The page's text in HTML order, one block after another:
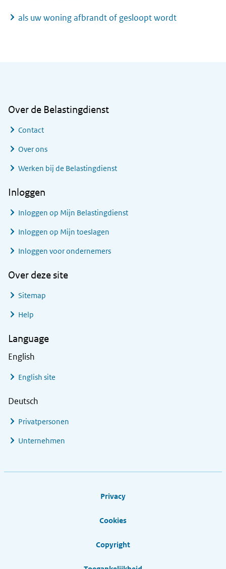
als uw woning afbrandt of gesloopt wordt
Over de Belastingdienst
Contact
Over ons
Werken bij de Belastingdienst
Inloggen
Inloggen op Mijn Belastingdienst
Inloggen op Mijn toeslagen
Inloggen voor ondernemers
Over deze site
Sitemap
Help
Language
English
English site
Deutsch
Privatpersonen
Unternehmen
Privacy
Cookies
Copyright